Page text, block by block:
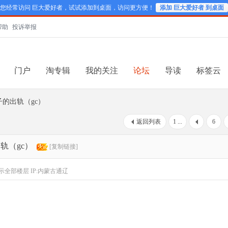
您经常访问 巨大爱好者，试试添加到桌面，访问更方便！ 添加 巨大爱好者 到桌面
助 投诉举报
门户 淘专辑 我的关注 论坛 导读 标签云
出轨（gc）
1 ... 6
返回列表
（gc） [复制链接]
全部楼层 IP:内蒙古通辽